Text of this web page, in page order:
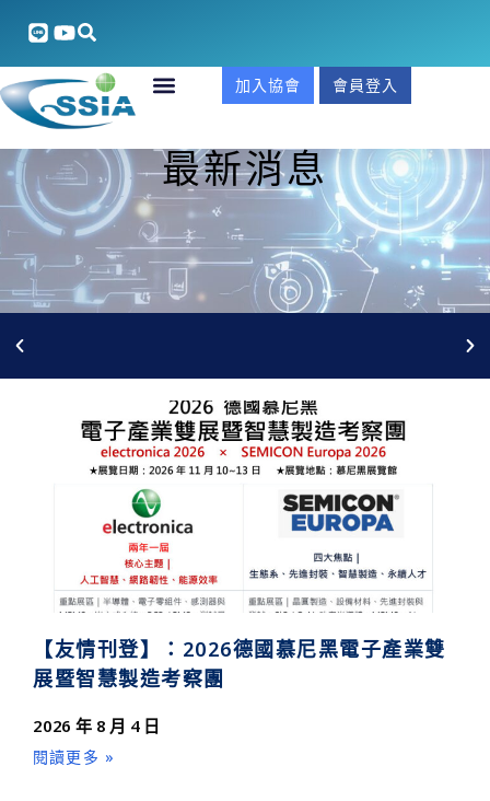
加入協會 會員登入
最新消息
5/27(三)AI安防整合xGCB合規實戰商機說明會 線上報名
中
【友情刊登】：2026德國慕尼黑電子產業雙
展暨智慧製造考察團
2026 年 8 月 4 日
閱讀更多 »